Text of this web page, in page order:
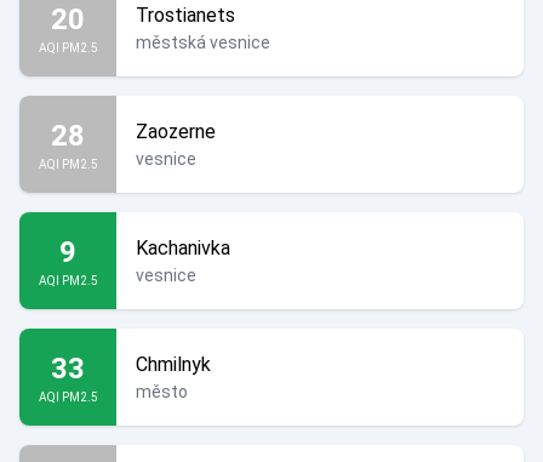
20
AQI PM2.5
Trostianets
městská vesnice
28
AQI PM2.5
Zaozerne
vesnice
9
AQI PM2.5
Kachanivka
vesnice
33
AQI PM2.5
Chmilnyk
město